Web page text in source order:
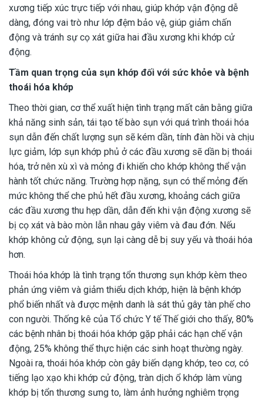
xương tiếp xúc trực tiếp với nhau, giúp khớp vận động dễ
dàng, đóng vai trò như lớp đệm bảo vệ, giúp giảm chấn
động và tránh sự cọ xát giữa hai đầu xương khi khớp cử
động.
Tầm quan trọng của sụn khớp đối với sức khỏe và bệnh
thoái hóa khớp
Theo thời gian, cơ thể xuất hiện tình trạng mất cân bằng giữa
khả năng sinh sản, tái tạo tế bào sụn với quá trình thoái hóa
sụn dẫn đến chất lượng sụn sẽ kém dần, tính đàn hồi và chịu
lực giảm, lớp sụn khớp phủ ở các đầu xương sẽ dần bị thoái
hóa, trở nên xù xì và mỏng đi khiến cho khớp không thể vận
hành tốt chức năng. Trường hợp nặng, sụn có thể mỏng đến
mức không thể che phủ hết đầu xương, khoảng cách giữa
các đầu xương thu hẹp dần, dẫn đến khi vận động xương sẽ
bị cọ xát và bào mòn lẫn nhau gây viêm và đau đớn. Nếu
khớp không cử động, sụn lại càng dễ bị suy yếu và thoái hóa
hơn.
Thoái hóa khớp là tình trạng tổn thương sụn khớp kèm theo
phản ứng viêm và giảm thiểu dịch khớp, hiện là bệnh khớp
phổ biến nhất và được mệnh danh là sát thủ gây tàn phế cho
con người. Thống kê của Tổ chức Y tế Thế giới cho thấy, 80%
các bệnh nhân bị thoái hóa khớp gặp phải các hạn chế vận
động, 25% không thể thực hiện các sinh hoạt thường ngày.
Ngoài ra, thoái hóa khớp còn gây biến dạng khớp, teo cơ, có
tiếng lạo xạo khi khớp cử động, tràn dịch ổ khớp làm vùng
khớp bị tổn thương sưng to, làm ảnh hưởng nghiêm trọng